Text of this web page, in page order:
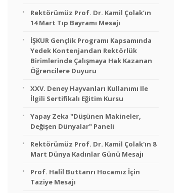
Rektörümüz Prof. Dr. Kamil Çolak’ın
14 Mart Tıp Bayramı Mesajı
İŞKUR Gençlik Programı Kapsamında
Yedek Kontenjandan Rektörlük
Birimlerinde Çalışmaya Hak Kazanan
Öğrencilere Duyuru
XXV. Deney Hayvanları Kullanımı Ile
İlgili Sertifikalı Eğitim Kursu
Yapay Zeka "Düşünen Makineler,
Değişen Dünyalar" Paneli
Rektörümüz Prof. Dr. Kamil Çolak'ın 8
Mart Dünya Kadınlar Günü Mesajı
Prof. Halil Buttanrı Hocamız İçin
Taziye Mesajı